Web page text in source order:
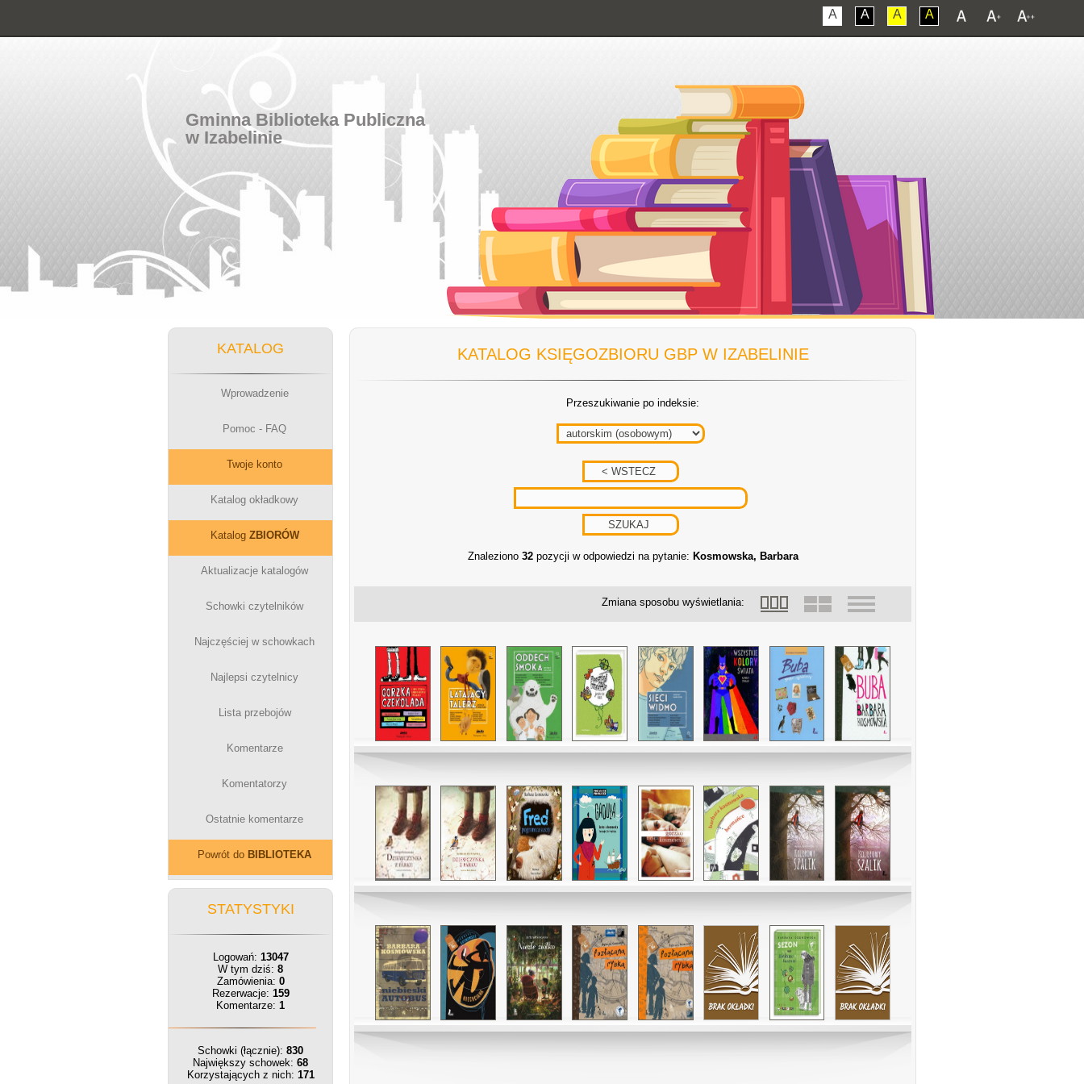
A A A A
Gminna Biblioteka Publiczna
w Izabelinie
KATALOG
Wprowadzenie
Pomoc - FAQ
Twoje konto
Katalog okładkowy
Katalog ZBIORÓW
Aktualizacje katalogów
Schowki czytelników
Najczęściej w schowkach
Najlepsi czytelnicy
Lista przebojów
Komentarze
Komentatorzy
Ostatnie komentarze
Powrót do BIBLIOTEKA
STATYSTYKI
Logowań: 13047
W tym dziś: 8
Zamówienia: 0
Rezerwacje: 159
Komentarze: 1
Schowki (łącznie): 830
Największy schowek: 68
Korzystających z nich: 171
KATALOG KSIĘGOZBIORU GBP W IZABELINIE
Przeszukiwanie po indeksie:
Znaleziono 32 pozycji w odpowiedzi na pytanie: Kosmowska, Barbara
Zmiana sposobu wyświetlania: